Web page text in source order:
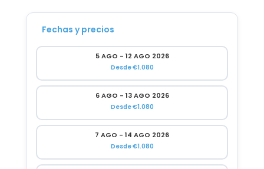
Fechas y precios
5 AGO - 12 AGO 2026
Desde €1.080
6 AGO - 13 AGO 2026
Desde €1.080
7 AGO - 14 AGO 2026
Desde €1.080